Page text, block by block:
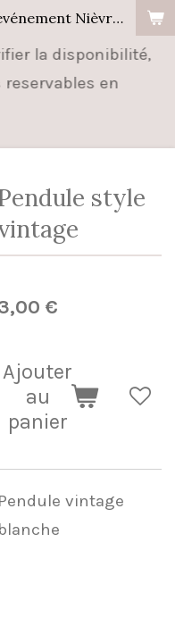
Decowood prestige celg événement Nièvre, Cher, Allier.
la disponibilité,
en
style
€
Ajouter
au
panier
Pendule vintage
blanche